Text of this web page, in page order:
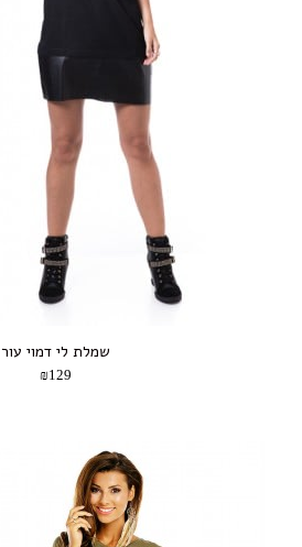
שמלת לי דמוי עור
₪129